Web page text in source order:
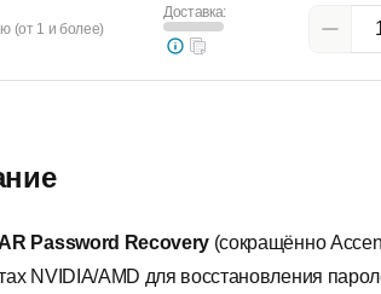
Password Recovery (сокращённо
NVIDIA/AMD для восстановления
(от 1 и более)
Доставка: